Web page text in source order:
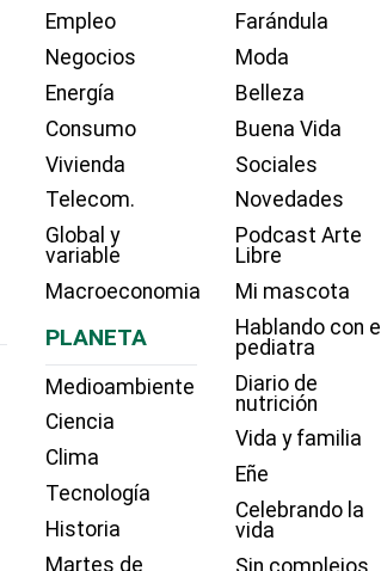
Empleo
Negocios
Energía
Consumo
Vivienda
Telecom.
Global y
variable
Macroeconomia
PLANETA
Medioambiente
Ciencia
Clima
Tecnología
Historia
Martes de
Farándula
Moda
Belleza
Buena Vida
Sociales
Novedades
Podcast Arte
Libre
Mi mascota
Hablando con el
pediatra
Diario de
nutrición
Vida y familia
Eñe
Celebrando la
vida
Sin complejos